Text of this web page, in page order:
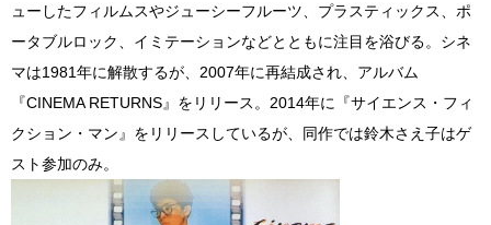
ューしたフィルムスやジューシーフルーツ、プラスティックス、ポ
ータブルロック、イミテーションなどとともに注目を浴びる。シネ
マは1981年に解散するが、2007年に再結成され、アルバム
『CINEMA RETURNS』をリリース。2014年に『サイエンス・フィ
クション・マン』をリリースしているが、同作では鈴木さえ子はゲ
スト参加のみ。